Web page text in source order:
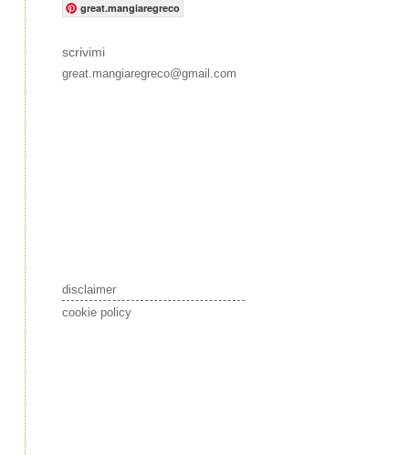
great.mangiaregreco
scrivimi
great.mangiaregreco@gmail.com
disclaimer
cookie policy